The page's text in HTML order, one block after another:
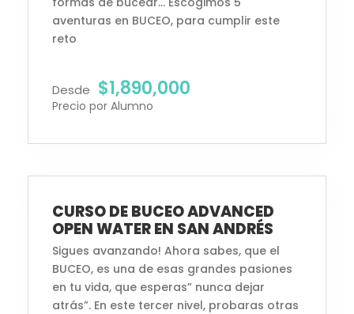
Desde $1,890,000
Precio por Alumno
aventuras en BUCEO, para cumplir este
reto
CURSO DE BUCEO ADVANCED
OPEN WATER EN SAN ANDRÉS
Sigues avanzando! Ahora sabes, que el
BUCEO, es una de esas grandes pasiones
en tu vida, que esperas” nunca dejar
atrás”. En este tercer nivel, probaras otras